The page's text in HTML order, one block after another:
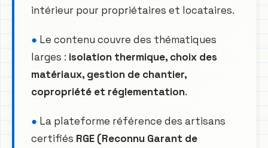
intérieur pour propriétaires et locataires.
● Le contenu couvre des thématiques
larges : isolation thermique, choix des
matériaux, gestion de chantier,
copropriété et réglementation.
● La plateforme référence des artisans
certifiés RGE (Reconnu Garant de